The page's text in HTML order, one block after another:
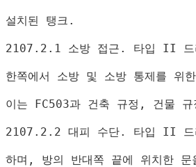
설치된 탱크 .
2107.2.1 소방 접근 . 타입 II
한쪽에서 소방 및 소방 통제를 위
이는 FC503과 건축 규정 , 건물
2107.2.2 대피 수단. 타입 II
하며 , 방의 반대쪽 끝에 위치한